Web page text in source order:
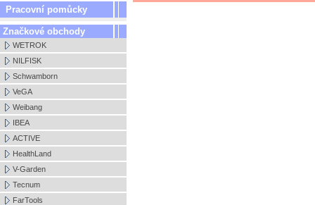
Pracovní pomůcky
Značkové obchody
WETROK
NILFISK
Schwamborn
VeGA
Weibang
IBEA
ACTIVE
HealthLand
V-Garden
Tecnum
FarTools